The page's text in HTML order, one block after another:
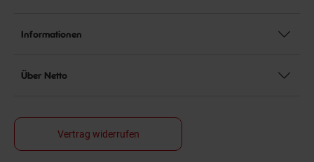
Informationen
Über Netto
Vertrag widerrufen